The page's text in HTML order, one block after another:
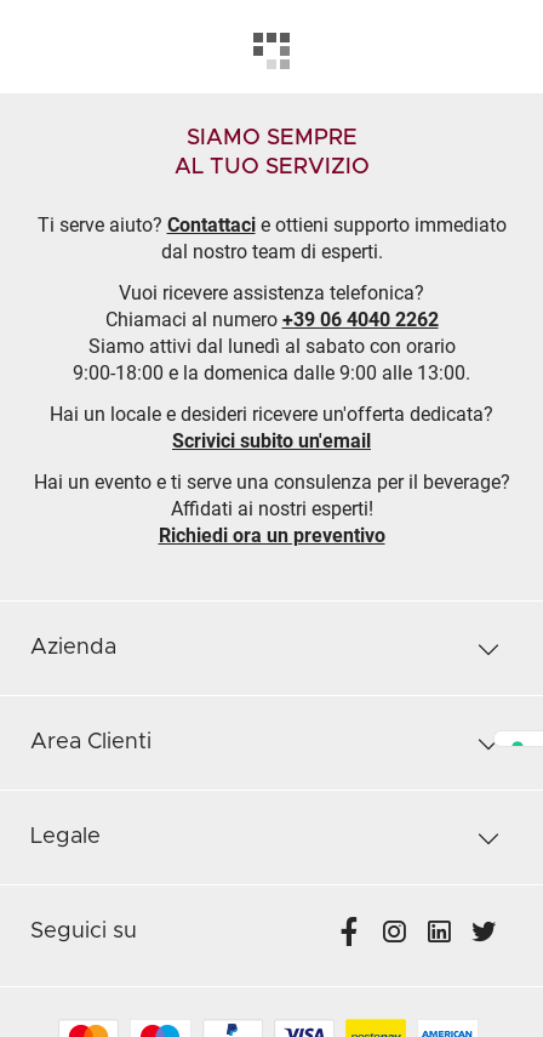
SIAMO SEMPRE
AL TUO SERVIZIO
Ti serve aiuto? Contattacie ottieni supporto immediato
dal nostro team di esperti.
Vuoi ricevere assistenza telefonica?
Chiamaci al numero +39 06 4040 2262
Siamo attivi dal lunedì al sabato con orario
9:00-18:00 e la domenica dalle 9:00 alle 13:00.
Hai un locale e desideri ricevere un'offerta dedicata?
Scrivici subito un'email
Hai un evento e ti serve una consulenza per il beverage?
Affidati ai nostri esperti!
Richiedi ora un preventivo
Azienda
Area Clienti
Legale
Seguici su